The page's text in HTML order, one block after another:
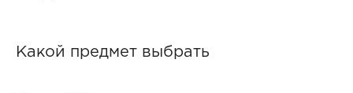
Какой предмет выбрать